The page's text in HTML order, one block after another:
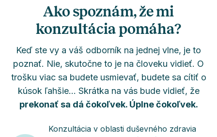
Ako spoznám, že mi
konzultácia pomáha?
Keď ste vy a váš odborník na jednej vlne, je to
poznať. Nie, skutočne to je na človeku vidieť. O
trošku viac sa budete usmievať, budete sa cítiť o
kúsok ľahšie... Skrátka na vás bude vidieť, že
prekonať sa dá čokoľvek. Úplne čokoľvek.
Konzultácia v oblasti duševného zdravia